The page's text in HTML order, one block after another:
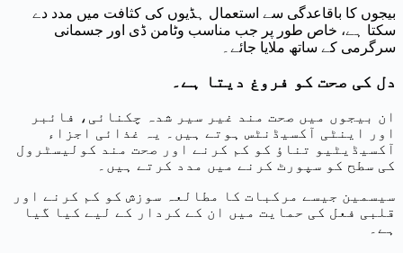
بیجوں کا باقاعدگی سے استعمال ہڈیوں کی کثافت میں مدد دے
سکتا ہے، خاص طور پر جب مناسب وٹامن ڈی اور جسمانی
سرگرمی کے ساتھ ملایا جائے۔
دل کی صحت کو فروغ دیتا ہے۔
ان بیجوں میں صحت مند غیر سیر شدہ چکنائی، فائبر
اور اینٹی آکسیڈنٹس ہوتے ہیں۔ یہ غذائی اجزاء
آکسیڈیٹیو تناؤ کو کم کرنے اور صحت مند کولیسٹرول
کی سطح کو سپورٹ کرنے میں مدد کرتے ہیں۔
سیسمین جیسے مرکبات کا مطالعہ سوزش کو کم کرنے اور
قلبی فعل کی حمایت میں ان کے کردار کے لیے کیا گیا
ہے۔